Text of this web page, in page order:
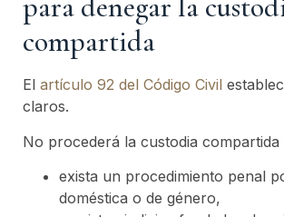
compartida
El artículo 92 del Código Civil
claros.
No procederá la custodia compartida
exista un procedimiento penal
doméstica o de género,